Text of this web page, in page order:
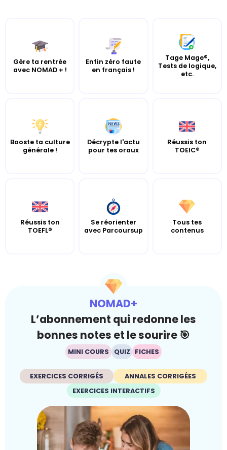
Gère ta rentrée
avec NOMAD + !
Enfin zéro faute
en français !
Tage Mage®,
Tests de logique,
etc.
Booste ta culture
générale !
Décrypte l'actu
pour tes oraux
Réussis ton
TOEIC®
Réussis ton
TOEFL®
Se réorienter
avec Parcoursup
Tous tes
contenus
NOMAD+
L’abonnement qui redonne les
bonnes notes et le sourire 🎯
MINI COURS QUIZ FICHES
EXERCICES CORRIGÉS
ANNALES CORRIGÉES
EXERCICES INTERACTIFS